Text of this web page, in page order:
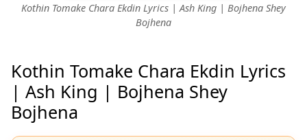
Kothin Tomake Chara Ekdin Lyrics | Ash King | Bojhena Shey
Bojhena
Kothin Tomake Chara Ekdin Lyrics
| Ash King | Bojhena Shey
Bojhena